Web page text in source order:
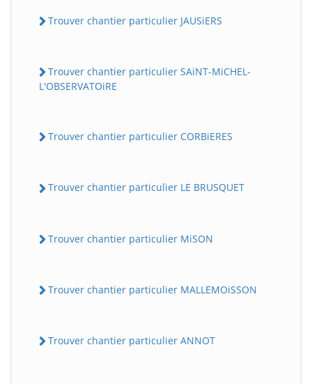
Trouver chantier particulier JAUSiERS
Trouver chantier particulier SAiNT-MiCHEL-
L'OBSERVATOiRE
Trouver chantier particulier CORBiERES
Trouver chantier particulier LE BRUSQUET
Trouver chantier particulier MiSON
Trouver chantier particulier MALLEMOiSSON
Trouver chantier particulier ANNOT